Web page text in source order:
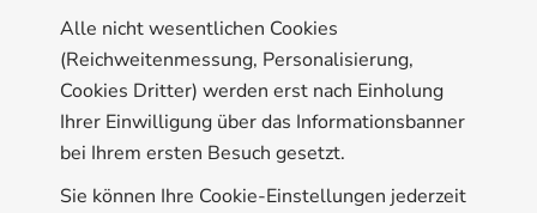
Alle nicht wesentlichen Cookies
(Reichweitenmessung, Personalisierung,
Cookies Dritter) werden erst nach Einholung
Ihrer Einwilligung über das Informationsbanner
bei Ihrem ersten Besuch gesetzt.
Sie können Ihre Cookie-Einstellungen jederzeit